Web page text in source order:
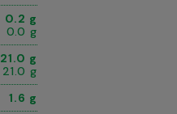
0.2 g
0.0 g
21.0 g
21.0 g
1.6 g